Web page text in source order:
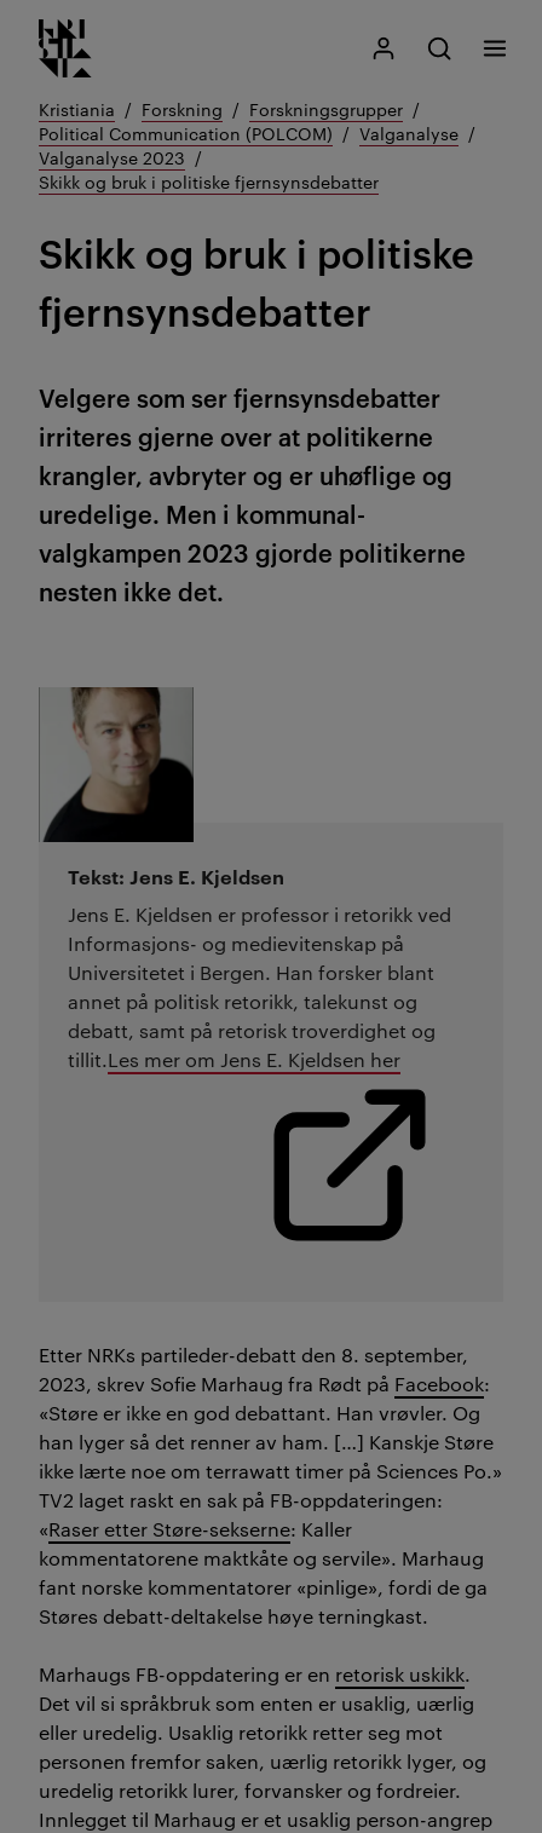
Gå
til
innhold
Kristiania logo
Mitt Kristiania
Åpne søk
Søk
Meny
Kristiania Forskning
Forskningsgrupper
Political Communication (POLCOM)
Valganalyse
Valganalyse 2023
Skikk og bruk i politiske fjernsynsdebatter
Skikk og bruk i politiske
fjernsynsdebatter
Velgere som ser fjernsynsdebatter
irriteres gjerne over at politikerne
krangler, avbryter og er uhøflige og
uredelige. Men i kommunal-
valgkampen 2023 gjorde politikerne
nesten ikke det.
Tekst: Jens E. Kjeldsen
Jens E. Kjeldsen er professor i retorikk ved
Informasjons- og medievitenskap på
Universitetet i Bergen. Han forsker blant
annet på politisk retorikk, talekunst og
debatt, samt på retorisk troverdighet og
tillit.Les mer om Jens E. Kjeldsen her
Etter NRKs partileder-debatt den 8. september,
2023, skrev Sofie Marhaug fra Rødt på Facebook:
«Støre er ikke en god debattant. Han vrøvler. Og
han lyger så det renner av ham. […] Kanskje Støre
ikke lærte noe om terrawatt timer på Sciences Po.»
TV2 laget raskt en sak på FB-oppdateringen:
«Raser etter Støre-sekserne: Kaller
kommentatorene maktkåte og servile». Marhaug
fant norske kommentatorer «pinlige», fordi de ga
Støres debatt-deltakelse høye terningkast.
Marhaugs FB-oppdatering er en retorisk uskikk.
Det vil si språkbruk som enten er usaklig, uærlig
eller uredelig. Usaklig retorikk retter seg mot
personen fremfor saken, uærlig retorikk lyger, og
uredelig retorikk lurer, forvansker og fordreier.
Innlegget til Marhaug er et usaklig person-angrep